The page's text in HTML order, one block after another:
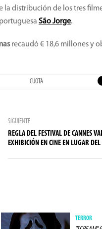
la distribución de los tres
São Jorge.
recaudó € 18,6 millones y
CUOTA
SIGUIENTE
REGLA DEL FESTIVAL DE CANNES
EXHIBICIÓN EN CINE EN LUGAR
TERROR